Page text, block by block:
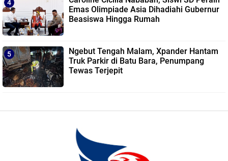
Emas Olimpiade Asia Dihadiahi Gubernur
Beasiswa Hingga Rumah
Ngebut Tengah Malam, Xpander Hantam
Truk Parkir di Batu Bara, Penumpang
Tewas Terjepit